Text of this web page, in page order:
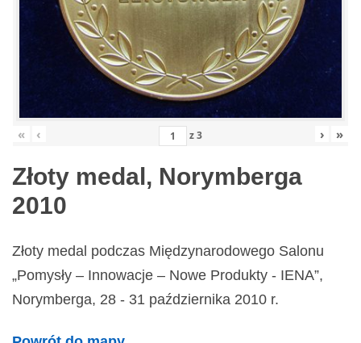
« ‹ z3 › »
Złoty medal, Norymberga
2010
Złoty medal podczas Międzynarodowego Salonu
„Pomysły – Innowacje – Nowe Produkty - IENA”,
Norymberga, 28 - 31 października 2010 r.